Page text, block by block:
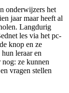
onderwijzers het
jaar maar heeft al
Langdurig
les via het pc-
knop en ze
leraar en
nog: ze kunnen
vragen stellen